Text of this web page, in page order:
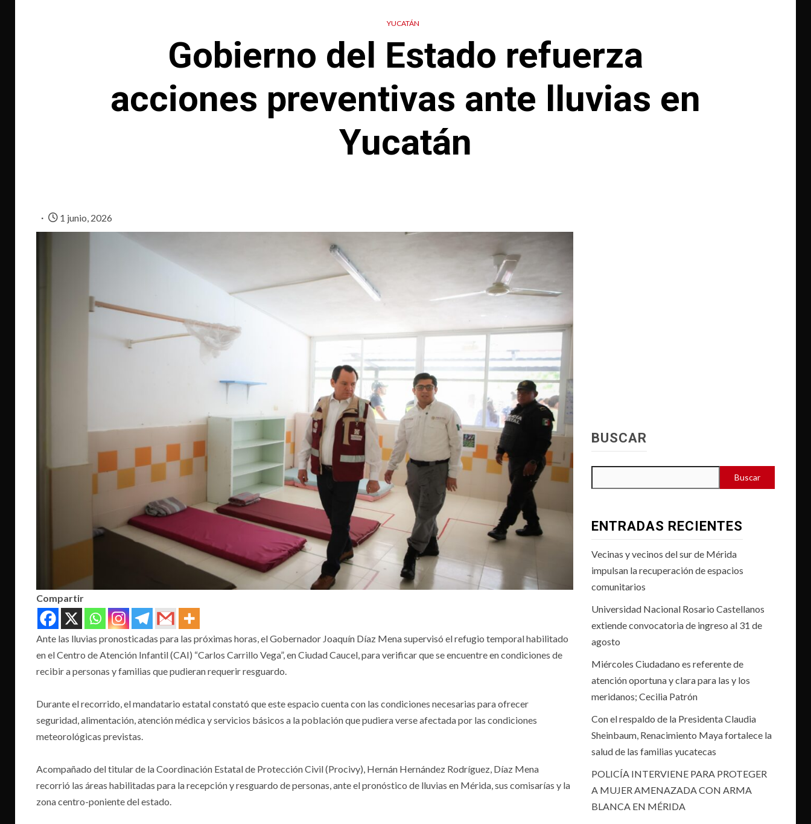
YUCATÁN
Gobierno del Estado refuerza
acciones preventivas ante lluvias en
Yucatán
1 junio, 2026
Compartir
Ante las lluvias pronosticadas para las próximas horas, el Gobernador Joaquín Díaz Mena supervisó el refugio temporal habilitado
en el Centro de Atención Infantil (CAI) “Carlos Carrillo Vega”, en Ciudad Caucel, para verificar que se encuentre en condiciones de
recibir a personas y familias que pudieran requerir resguardo.
Durante el recorrido, el mandatario estatal constató que este espacio cuenta con las condiciones necesarias para ofrecer
seguridad, alimentación, atención médica y servicios básicos a la población que pudiera verse afectada por las condiciones
meteorológicas previstas.
Acompañado del titular de la Coordinación Estatal de Protección Civil (Procivy), Hernán Hernández Rodríguez, Díaz Mena
recorrió las áreas habilitadas para la recepción y resguardo de personas, ante el pronóstico de lluvias en Mérida, sus comisarías y la
zona centro-poniente del estado.
BUSCAR
Buscar
ENTRADAS RECIENTES
Vecinas y vecinos del sur de Mérida
impulsan la recuperación de espacios
comunitarios
Universidad Nacional Rosario Castellanos
extiende convocatoria de ingreso al 31 de
agosto
Miércoles Ciudadano es referente de
atención oportuna y clara para las y los
meridanos; Cecilia Patrón
Con el respaldo de la Presidenta Claudia
Sheinbaum, Renacimiento Maya fortalece la
salud de las familias yucatecas
POLICÍA INTERVIENE PARA PROTEGER
A MUJER AMENAZADA CON ARMA
BLANCA EN MÉRIDA